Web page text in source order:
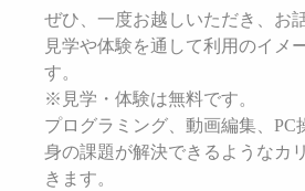
ぜひ、一度お越しいただき、お
見学や体験を通して利用のイメ
す。
※見学・体験は無料です。
プログラミング、動画編集、PC
身の課題が解決できるようなカ
きます。